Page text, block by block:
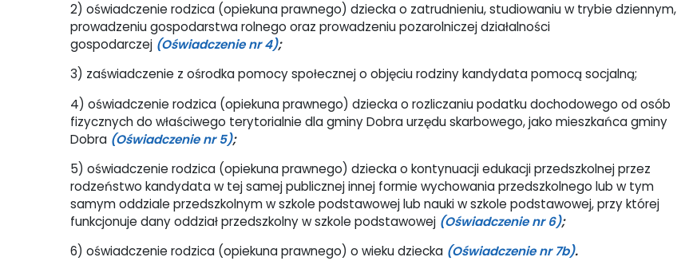
2) oświadczenie rodzica (opiekuna prawnego) dziecka o zatrudnieniu, studiowaniu w trybie dziennym,
prowadzeniu gospodarstwa rolnego oraz prowadzeniu pozarolniczej działalności
gospodarczej (Oświadczenie nr 4);
3) zaświadczenie z ośrodka pomocy społecznej o objęciu rodziny kandydata pomocą socjalną;
4) oświadczenie rodzica (opiekuna prawnego) dziecka o rozliczaniu podatku dochodowego od osób
fizycznych do właściwego terytorialnie dla gminy Dobra urzędu skarbowego, jako mieszkańca gminy
Dobra (Oświadczenie nr 5);
5) oświadczenie rodzica (opiekuna prawnego) dziecka o kontynuacji edukacji przedszkolnej przez
rodzeństwo kandydata w tej samej publicznej innej formie wychowania przedszkolnego lub w tym
samym oddziale przedszkolnym w szkole podstawowej lub nauki w szkole podstawowej, przy której
funkcjonuje dany oddział przedszkolny w szkole podstawowej (Oświadczenie nr 6);
6) oświadczenie rodzica (opiekuna prawnego) o wieku dziecka (Oświadczenie nr 7b).